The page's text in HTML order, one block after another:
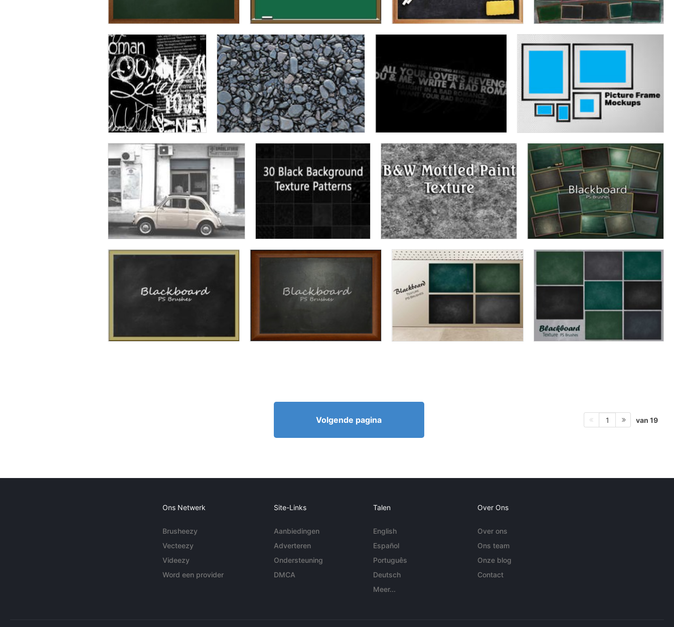
Volgende pagina 1 van 19
Ons Netwerk
Brusheezy
Vecteezy
Videezy
Word een provider
Site-Links
Aanbiedingen
Adverteren
Ondersteuning
DMCA
Talen
English
Español
Português
Deutsch
Meer...
Over Ons
Over ons
Ons team
Onze blog
Contact